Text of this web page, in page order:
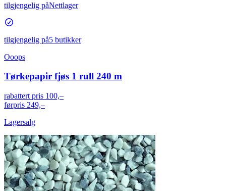
tilgjengelig påNettlager
tilgjengelig på5 butikker
Ooops
Tørkepapir fjøs 1 rull 240 m
rabattert pris 100,–
førpris 249,–
Lagersalg